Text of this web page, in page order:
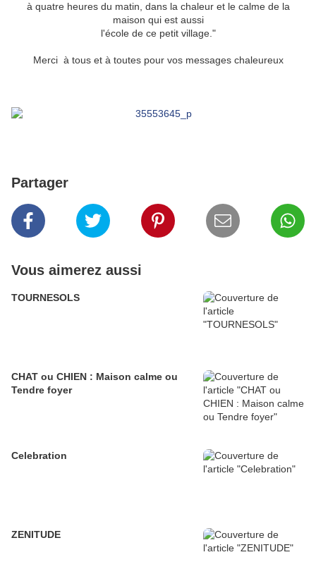
à quatre heures du matin, dans la chaleur et le calme de la
maison qui est aussi
l'école de ce petit village."
Merci à tous et à toutes pour vos messages chaleureux
Partager
Vous aimerez aussi
TOURNESOLS
CHAT ou CHIEN : Maison calme ou
Tendre foyer
Celebration
ZENITUDE